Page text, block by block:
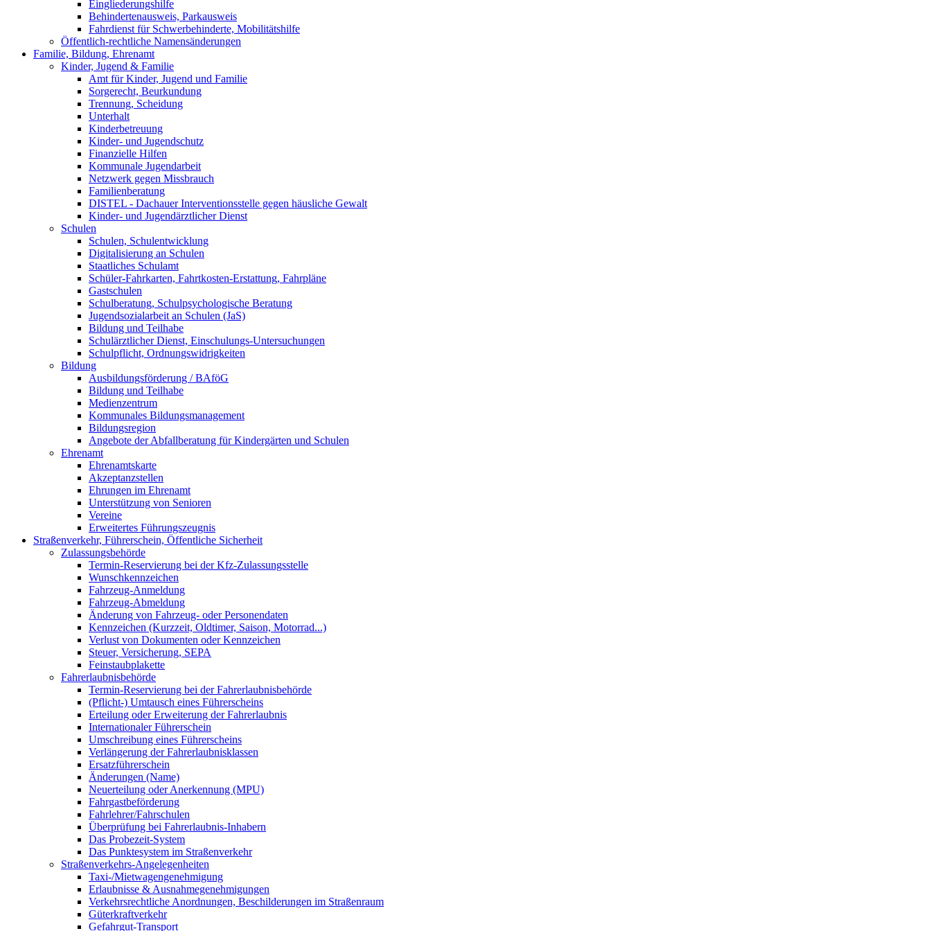
Eingliederungshilfe
Behindertenausweis, Parkausweis
Fahrdienst für Schwerbehinderte, Mobilitätshilfe
Öffentlich-rechtliche Namensänderungen
Familie, Bildung, Ehrenamt
Kinder, Jugend & Familie
Amt für Kinder, Jugend und Familie
Sorgerecht, Beurkundung
Trennung, Scheidung
Unterhalt
Kinderbetreuung
Kinder- und Jugendschutz
Finanzielle Hilfen
Kommunale Jugendarbeit
Netzwerk gegen Missbrauch
Familienberatung
DISTEL - Dachauer Interventionsstelle gegen häusliche Gewalt
Kinder- und Jugendärztlicher Dienst
Schulen
Schulen, Schulentwicklung
Digitalisierung an Schulen
Staatliches Schulamt
Schüler-Fahrkarten, Fahrtkosten-Erstattung, Fahrpläne
Gastschulen
Schulberatung, Schulpsychologische Beratung
Jugendsozialarbeit an Schulen (JaS)
Bildung und Teilhabe
Schulärztlicher Dienst, Einschulungs-Untersuchungen
Schulpflicht, Ordnungswidrigkeiten
Bildung
Ausbildungsförderung / BAföG
Bildung und Teilhabe
Medienzentrum
Kommunales Bildungsmanagement
Bildungsregion
Angebote der Abfallberatung für Kindergärten und Schulen
Ehrenamt
Ehrenamtskarte
Akzeptanzstellen
Ehrungen im Ehrenamt
Unterstützung von Senioren
Vereine
Erweitertes Führungszeugnis
Straßenverkehr, Führerschein, Öffentliche Sicherheit
Zulassungsbehörde
Termin-Reservierung bei der Kfz-Zulassungsstelle
Wunschkennzeichen
Fahrzeug-Anmeldung
Fahrzeug-Abmeldung
Änderung von Fahrzeug- oder Personendaten
Kennzeichen (Kurzzeit, Oldtimer, Saison, Motorrad...)
Verlust von Dokumenten oder Kennzeichen
Steuer, Versicherung, SEPA
Feinstaubplakette
Fahrerlaubnisbehörde
Termin-Reservierung bei der Fahrerlaubnisbehörde
(Pflicht-) Umtausch eines Führerscheins
Erteilung oder Erweiterung der Fahrerlaubnis
Internationaler Führerschein
Umschreibung eines Führerscheins
Verlängerung der Fahrerlaubnisklassen
Ersatzführerschein
Änderungen (Name)
Neuerteilung oder Anerkennung (MPU)
Fahrgastbeförderung
Fahrlehrer/Fahrschulen
Überprüfung bei Fahrerlaubnis-Inhabern
Das Probezeit-System
Das Punktesystem im Straßenverkehr
Straßenverkehrs-Angelegenheiten
Taxi-/Mietwagengenehmigung
Erlaubnisse & Ausnahmegenehmigungen
Verkehrsrechtliche Anordnungen, Beschilderungen im Straßenraum
Güterkraftverkehr
Gefahrgut-Transport